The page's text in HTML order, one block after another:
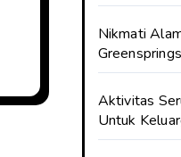
Nikmati
Aktivitas
Untuk